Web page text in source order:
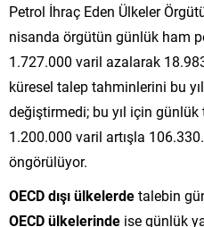
Petrol İhraç Eden Ülkeler
nisanda örgütün günlük ham
1.727.000 varil azalarak
küresel talep tahminlerini bu
değiştirmedi; bu yıl için günlük
1.200.000 varil artışla
öngörülüyor.
OECD dışı ülkelerdetalebin
OECD ülkelerinde ise günlük